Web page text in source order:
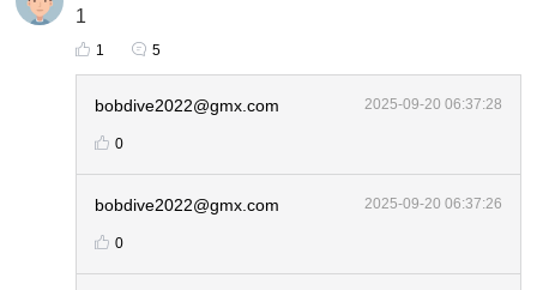
1
1 5
2025-09-20 06:37:28
bobdive2022@gmx.com
0
2025-09-20 06:37:26
bobdive2022@gmx.com
0